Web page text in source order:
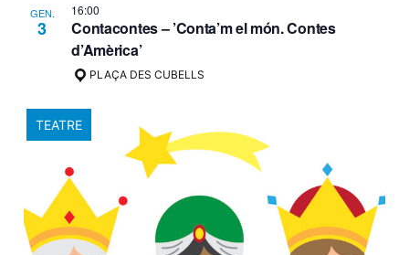
GEN.
3
16:00
Contacontes – ’Conta’m el món. Contes
d’Amèrica’
PLAÇA DES CUBELLS
TEATRE